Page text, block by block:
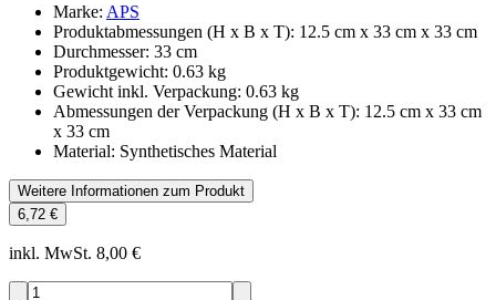
Marke: APS
Produktabmessungen (H x B x T): 12.5 cm x 33 cm x 33 cm
Durchmesser: 33 cm
Produktgewicht: 0.63 kg
Gewicht inkl. Verpackung: 0.63 kg
Abmessungen der Verpackung (H x B x T): 12.5 cm x 33 cm
x 33 cm
Material: Synthetisches Material
Weitere Informationen zum Produkt
6,72 €
inkl. MwSt. 8,00 €